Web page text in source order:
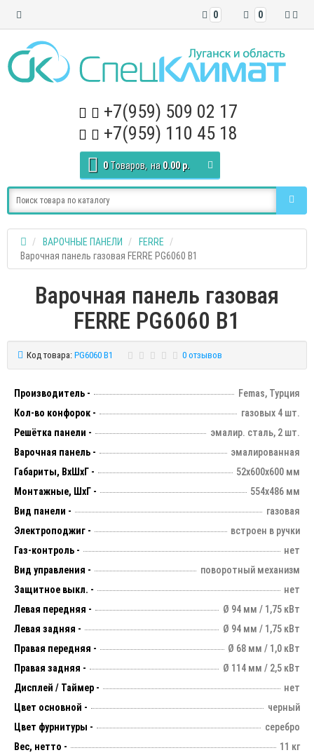
0
0
+7(959) 509 02 17
+7(959) 110 45 18
0 Tоваров, на 0.00 р.
ВАРОЧНЫЕ ПАНЕЛИ
FERRE
Варочная панель газовая FERRE PG6060 B1
Варочная панель газовая
FERRE PG6060 B1
Код товара: PG6060 B1 0 отзывов
Производитель -
Femas, Турция
Кол-во конфорок -
газовых 4 шт.
Решётка панели -
эмалир. сталь, 2 шт.
Варочная панель -
эмалированная
Габариты, ВхШхГ -
52х600х600 мм
Монтажные, ШхГ -
554х486 мм
Вид панели -
газовая
Электроподжиг -
встроен в ручки
Газ-контроль -
нет
Вид управления -
поворотный механизм
Защитное выкл. -
нет
Левая передняя -
Ø 94 мм / 1,75 кВт
Левая задняя -
Ø 94 мм / 1,75 кВт
Правая передняя -
Ø 68 мм / 1,0 кВт
Правая задняя -
Ø 114 мм / 2,5 кВт
Дисплей / Таймер -
нет
Цвет основной -
черный
Цвет фурнитуры -
серебро
Вес, нетто -
11 кг